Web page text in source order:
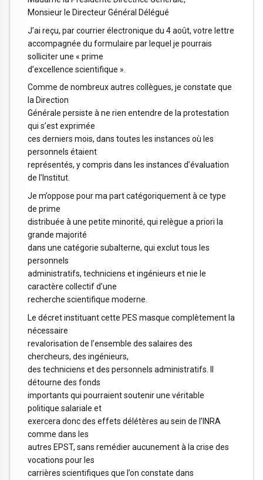
Monsieur le Directeur Général Délégué
J’ai reçu, par courrier électronique du 4 août, votre lettre
accompagnée du formulaire par lequel je pourrais
solliciter une « prime
d’excellence scientifique ».
Comme de nombreux autres collègues, je constate que
la Direction
Générale persiste à ne rien entendre de la protestation
qui s’est exprimée
ces derniers mois, dans toutes les instances où les
personnels étaient
représentés, y compris dans les instances d’évaluation
de l’Institut.
Je m’oppose pour ma part catégoriquement à ce type
de prime
distribuée à une petite minorité, qui relègue a priori la
grande majorité
dans une catégorie subalterne, qui exclut tous les
personnels
administratifs, techniciens et ingénieurs et nie le
caractère collectif d’une
recherche scientifique moderne.
Le décret instituant cette PES masque complètement la
nécessaire
revalorisation de l’ensemble des salaires des
chercheurs, des ingénieurs,
des techniciens et des personnels administratifs. Il
détourne des fonds
importants qui pourraient soutenir une véritable
politique salariale et
exercera donc des effets délétères au sein de l’INRA
comme dans les
autres EPST, sans remédier aucunement à la crise des
vocations pour les
carrières scientifiques que l’on constate dans